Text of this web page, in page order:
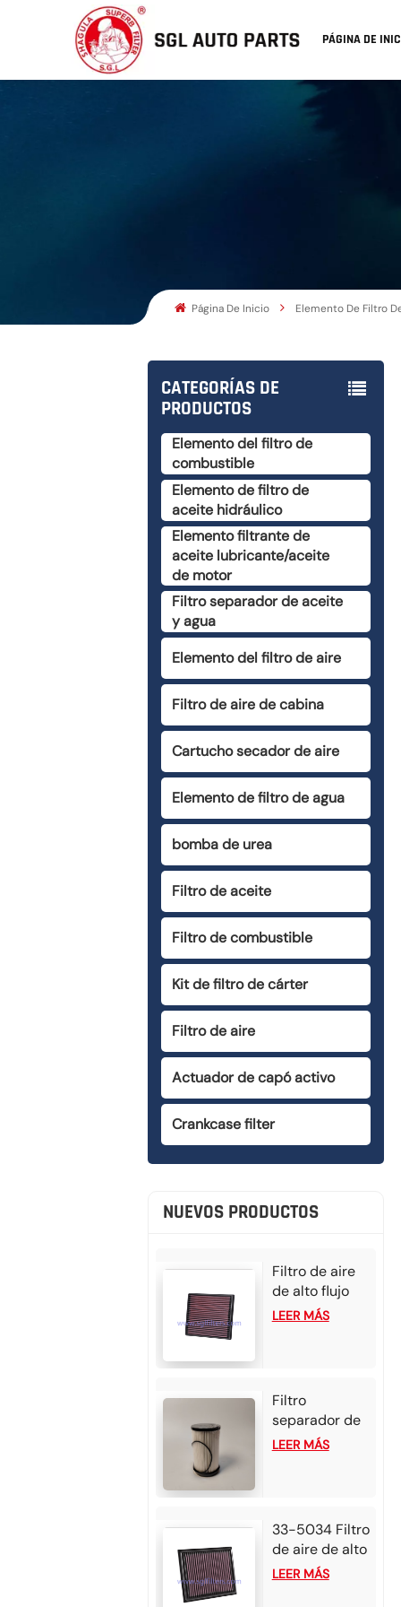
PÁGINA DE
Página De Inicio Elemento De Filtro
CATEGORÍAS DE
PRODUCTOS
Elemento del filtro de
combustible
Elemento de filtro de
aceite hidráulico
Elemento filtrante de
aceite lubricante/aceite
de motor
Filtro separador de aceite
y agua
Elemento del filtro de aire
Filtro de aire de cabina
Cartucho secador de aire
Elemento de filtro de agua
bomba de urea
Filtro de aceite
Filtro de combustible
Kit de filtro de cárter
Filtro de aire
Actuador de capó activo
Crankcase filter
NUEVOS PRODUCTOS
Filtro de aire
de alto flujo
33-3002 para
(1.9 L L4
diésel)
LEER MÁS
Filtro
separador de
agua y
Detroit DD13,
DD15 y DD16.
LEER MÁS
33-5034 Filtro
de aire de alto
flujo para
LEER MÁS